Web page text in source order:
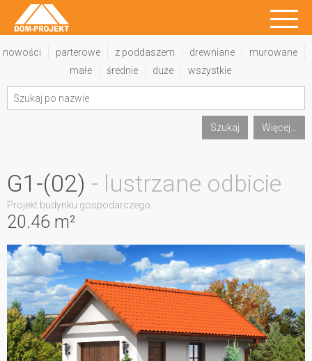
nowości parterowe z poddaszem drewniane
murowane
małe
średnie duże wszystkie
Szukaj Więcej...
20.46 m²
G1-(02) - lustrzane odbicie
Projekt budynku gospodarczego.